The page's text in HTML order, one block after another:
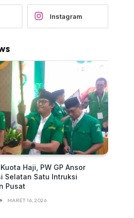
Instagram
Haji, PW GP Ansor
Selatan Satu Intruksi
Pusat
MARET 16, 2026